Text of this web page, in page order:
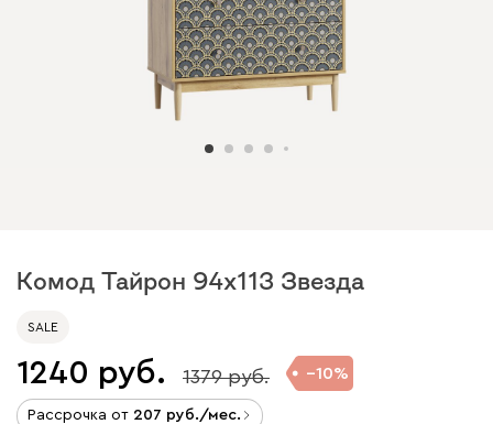
Комод Тайрон 94x113 Звезда ​
SALE
1240 1379 10
Рассрочка от 207 /мес.